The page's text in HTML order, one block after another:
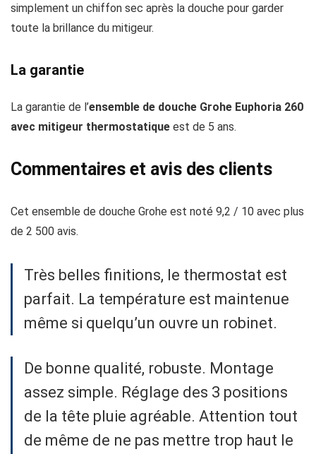
simplement un chiffon sec après la douche pour garder
toute la brillance du mitigeur.
La garantie
La garantie de l’ensemble de douche Grohe Euphoria 260
avec mitigeur thermostatique est de 5 ans.
Commentaires et avis des clients
Cet ensemble de douche Grohe est noté 9,2 / 10 avec plus
de 2 500 avis.
Très belles finitions, le thermostat est
parfait. La température est maintenue
même si quelqu’un ouvre un robinet.
De bonne qualité, robuste. Montage
assez simple. Réglage des 3 positions
de la tête pluie agréable. Attention tout
de même de ne pas mettre trop haut le